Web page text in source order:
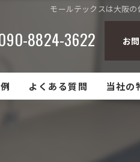
モールテックスは大阪
8824-3622 お
よくある質問 当社の
キッチ
店舗リ